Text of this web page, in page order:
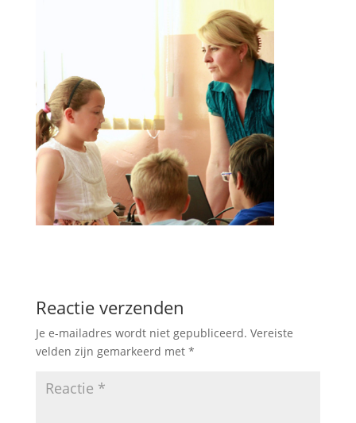
Reactie verzenden
Je e-mailadres wordt niet gepubliceerd. Vereiste
velden zijn gemarkeerd met *